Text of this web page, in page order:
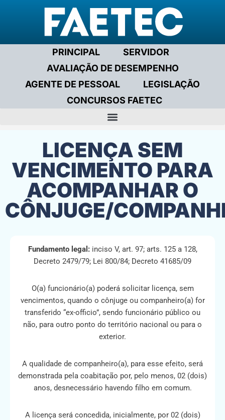
PRINCIPAL
SERVIDOR
AVALIAÇÃO DE DESEMPENHO
AGENTE DE PESSOAL
LEGISLAÇÃO
CONCURSOS FAETEC
LICENÇA SEM
VENCIMENTO PARA
ACOMPANHAR O
CÔNJUGE/
Fundamento legal:inciso V, art. 97; arts. 125 a 128,
Decreto 2479/79; Lei 800/84; Decreto 41685/09
O(a) funcionário(a) poderá solicitar licença, sem
vencimentos, quando o cônjuge ou companheiro(a) for
transferido “ex-officio”, sendo funcionário público ou
não, para outro ponto do território nacional ou para o
exterior.
A qualidade de companheiro(a), para esse efeito, será
demonstrada pela coabitação por, pelo menos, 02 (dois)
anos, desnecessário havendo filho em comum.
A licença será concedida, inicialmente, por 02 (dois)